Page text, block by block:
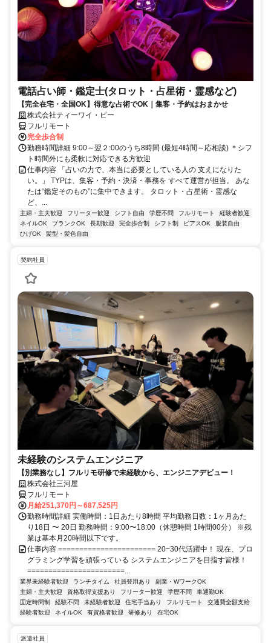
電話占い師・鑑定士(タロット・占星術・霊感など)
【完全在宅・全国OK】得意な占術でOK｜集客・予約はおまかせ
株式会社ティーワイ・ピー
フルリモート
完全歩合制
勤務時間詳細 9:00～翌２:00のうち8時間 (最短4時間～応相談) ＊シフ
ト時間外にも柔軟に対応できる方歓迎
仕事内容 「占いの力で、本当に必要としている人の 支えになりた
い。」 TYPは、集客・予約・決済・事務を すべて運営が担当。 あな
たは“鑑定そのもの”に集中できます。 タロット・占星術・霊感な
ど、...
主婦・主夫歓迎 フリーター歓迎 シフト自由 学歴不問 フルリモート
経験者歓迎
ネイルOK
ブランクOK 長期歓迎 完全歩合制 シフト制 ピアスOK
服装自由
ひげOK
髪型・髪色自由
契約社員
未経験のシステムエンジニア
【別業務なし】フルリモ研修で未経験から、エンジニアデビュー！
株式会社三河屋
フルリモート
月給251,370円～687,525円
勤務時間詳細 実働時間：1日あたり8時間 平均勤務日数：1ヶ月あた
り18日 〜 20日 勤務時間：9:00〜18:00（休憩時間 1時間00分） ※残
業は基本月20時間以下です。
仕事内容 ======================= 20−30代活躍中！ 現在、プロ
グラミング学習を頑張っている システムエンジニアを目指す皆様！
=======================...
業界未経験者歓迎 ランチタイム 社員登用あり
副業・WワークOK
主婦・主夫歓迎
資格取得支援あり フリーター歓迎 学歴不問
車通勤OK
固定時間制
経験不問 未経験者歓迎 住宅手当あり フルリモート
交通費全額支給
経験者歓迎
ネイルOK 有資格者歓迎 研修あり 在宅OK
派遣社員